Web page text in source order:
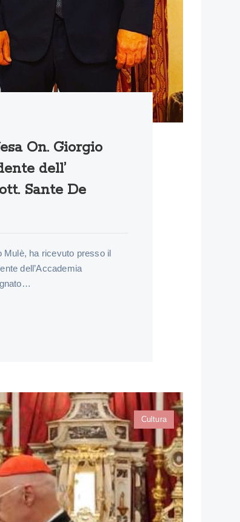
On. Giorgio
dell’
Sante De
Mulè, ha ricevuto presso il
dell’Accademia
Cultura